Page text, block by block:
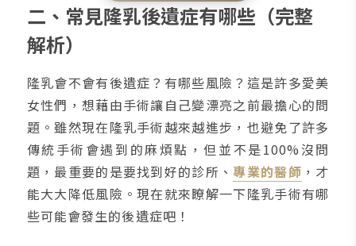
二、常見隆乳後遺症有哪些（完整
解析）
隆乳會不會有後遺症？有哪些風險？這是許多愛美
女性們，想藉由手術讓自己變漂亮之前最擔心的問
題。雖然現在隆乳手術越來越進步，也避免了許多
傳統手術會遇到的麻煩點，但並不是100%沒問
題，最重要的是要找到好的診所、專業的醫師 ，才
能大大降低風險。現在就來瞭解一下隆乳手術有哪
些可能會發生的後遺症吧！